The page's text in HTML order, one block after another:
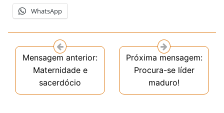
WhatsApp
Mensagem anterior:
Maternidade e
sacerdócio
Próxima mensagem:
Procura-se líder
maduro!